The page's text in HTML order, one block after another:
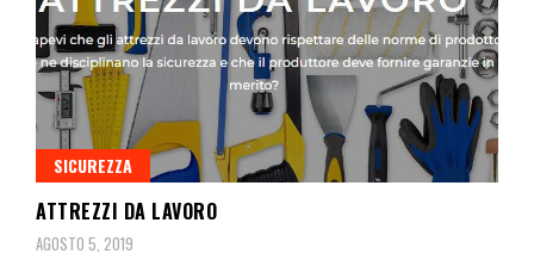
SICUREZZA
ATTREZZI DA LAVORO
AGOSTO 5, 2019